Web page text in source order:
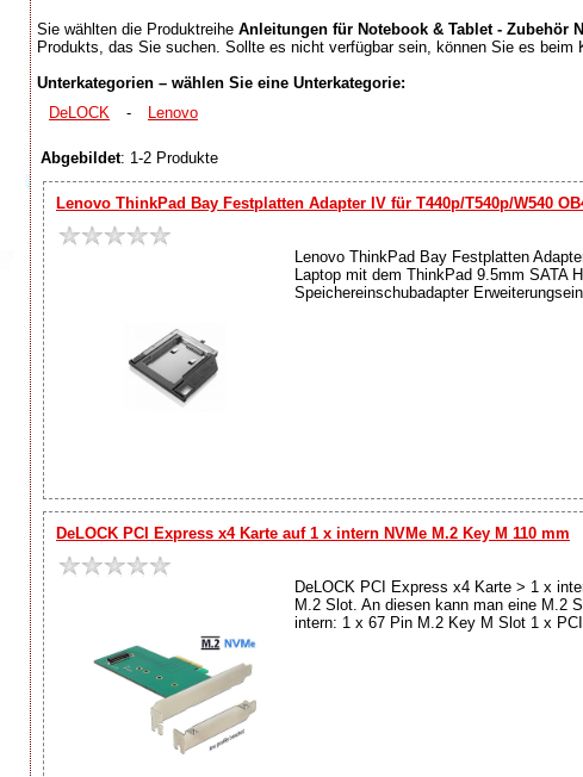
Sie wählten die Produktreihe Anleitungen für Notebook & Tablet - Zubehör
Produkts, das Sie suchen. Sollte es nicht verfügbar sein, können Sie es beim
Unterkategorien – wählen Sie eine Unterkategorie:
DeLOCK
- Lenovo
Abgebildet: 1-2 Produkte
Lenovo ThinkPad Bay Festplatten Adapter IV für T440p/T540p/W540
Lenovo ThinkPad Bay Festplatten
Laptop mit dem ThinkPad 9.5mm SATA
Speichereinschubadapter
DeLOCK PCI Express x4 Karte auf 1 x intern NVMe M.2 Key M 110 mm
DeLOCK PCI Express x4 Karte > 1 x
M.2 Slot. An diesen kann man eine M.2
intern: 1 x 67 Pin M.2 Key M Slot 1 x